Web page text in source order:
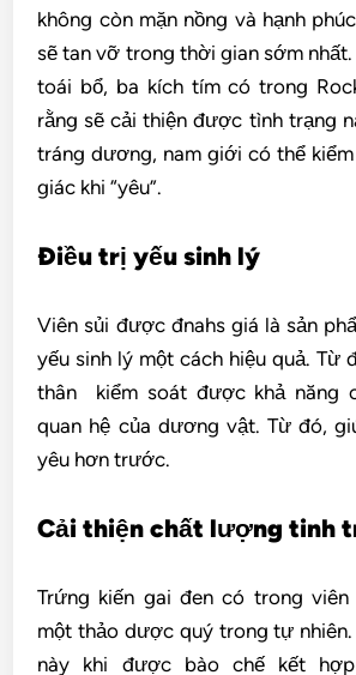
không còn mặn nồng và hạnh
sẽ tan vỡ trong thời gian sớm
toái bổ, ba kích tím có trong
rằng sẽ cải thiện được tình trạng
tráng dương, nam giới có thể
giác khi “yêu”.
Điều trị yếu sinh lý
Viên sủi được đnahs giá là sản
yếu sinh lý một cách hiệu quả. Từ
thân kiểm soát được khả năng
quan hệ của dương vật. Từ đó,
yêu hơn trước.
Cải thiện chất lượng tinh
Trứng kiến gai đen có trong viên
một thảo dược quý trong tự
này khi được bào chế kết